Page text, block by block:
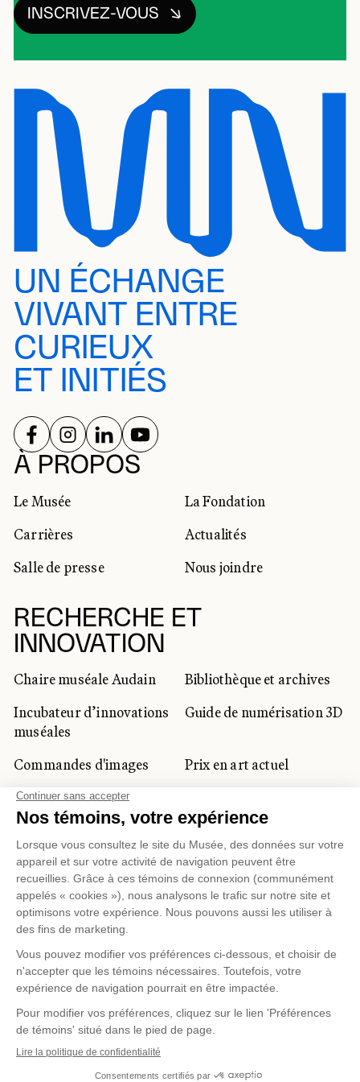
INSCRIVEZ-VOUS
UN ÉCHANGE
VIVANT ENTRE
CURIEUX
ET INITIÉS
À PROPOS
Le Musée
La Fondation
Carrières
Actualités
Salle de presse
Nous joindre
RECHERCHE ET
INNOVATION
Chaire muséale Audain
Bibliothèque et archives
Incubateur d’innovations
muséales
Guide de numérisation 3D
Commandes d'images
Prix en art actuel
Prix Lynne-Cohen
CLIENTÈLE CORPORATIVE
ET PRIVÉE
Location d'espaces
Activités corporatives
professionnels du
tourisme
RÉSEAUX SOCIAUX
SUIVEZ-NOUS SUR
SUIVEZ-NOUS SUR
SUIVEZ-NOUS SUR
SUIVEZ-NOUS SUR
Gestion des témoinsPolitique de confidentialité
Conditions d'utilisation Politique d'achat en ligne